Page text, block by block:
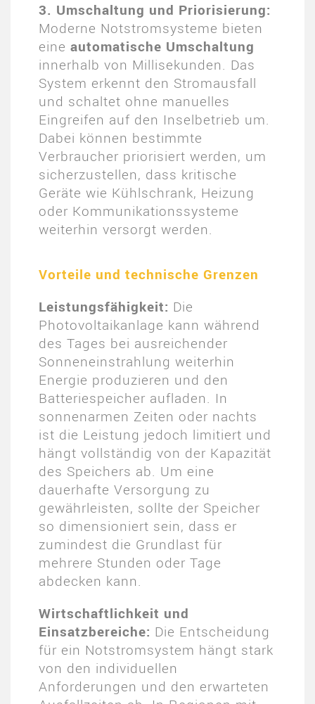
3. Umschaltung und Priorisierung:
Moderne Notstromsysteme bieten
eine automatische Umschaltung
innerhalb von Millisekunden. Das
System erkennt den Stromausfall
und schaltet ohne manuelles
Eingreifen auf den Inselbetrieb um.
Dabei können bestimmte
Verbraucher priorisiert werden, um
sicherzustellen, dass kritische
Geräte wie Kühlschrank, Heizung
oder Kommunikationssysteme
weiterhin versorgt werden​.
Vorteile und technische Grenzen
Leistungsfähigkeit: Die
Photovoltaikanlage kann während
des Tages bei ausreichender
Sonneneinstrahlung weiterhin
Energie produzieren und den
Batteriespeicher aufladen. In
sonnenarmen Zeiten oder nachts
ist die Leistung jedoch limitiert und
hängt vollständig von der Kapazität
des Speichers ab. Um eine
dauerhafte Versorgung zu
gewährleisten, sollte der Speicher
so dimensioniert sein, dass er
zumindest die Grundlast für
mehrere Stunden oder Tage
abdecken kann​.
Wirtschaftlichkeit und
Einsatzbereiche: Die Entscheidung
für ein Notstromsystem hängt stark
von den individuellen
Anforderungen und den erwarteten